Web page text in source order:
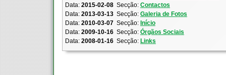
Data: 2015-02-08 Secção: Contactos
Data: 2013-03-13 Secção: Galeria de Fotos
Data: 2010-03-07 Secção: Início
Data: 2009-10-16 Secção: Órgãos Sociais
Data: 2008-01-16 Secção: Links